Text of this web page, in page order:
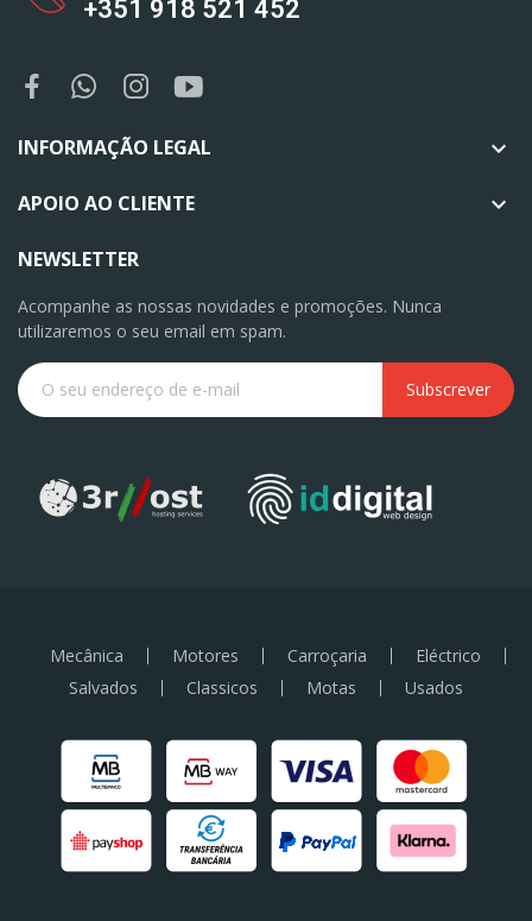
+351 918 521 452
INFORMAÇÃO LEGAL 
APOIO AO CLIENTE 
NEWSLETTER
Acompanhe as nossas novidades e promoções. Nunca
utilizaremos o seu email em spam.
Subscrever
Mecânica Motores Carroçaria
Eléctrico
Salvados
Classicos Motas Usados